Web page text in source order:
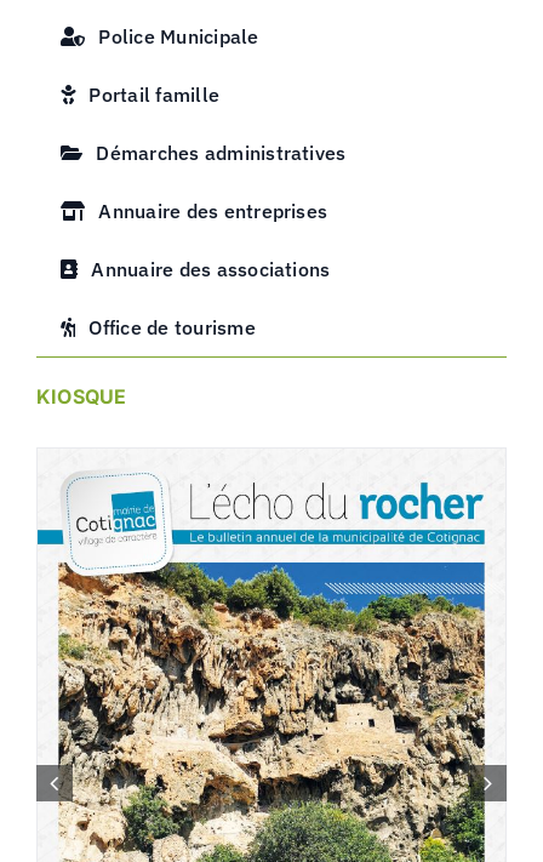
Police Municipale
Portail famille
Démarches administratives
Annuaire des entreprises
Annuaire des associations
Office de tourisme
KIOSQUE